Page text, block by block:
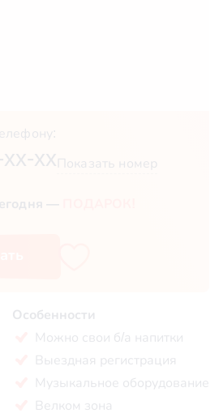
xx Показать номер
—
Особенности
Можно свои б/а напитки
Выездная регистрация
Музыкальное оборудование
Велком зона